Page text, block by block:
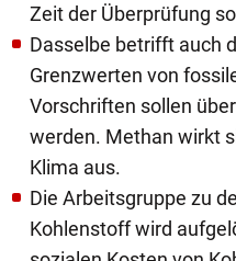
Zeit der Überprüfung
Dasselbe betrifft auch
Grenzwerten von
Vorschriften sollen
werden. Methan wirkt
Klima aus.
Die Arbeitsgruppe zu
Kohlenstoff wird